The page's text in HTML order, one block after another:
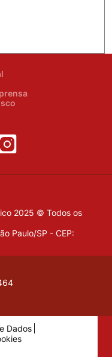
2025 © Todos os
Paulo/SP - CEP:
Dados